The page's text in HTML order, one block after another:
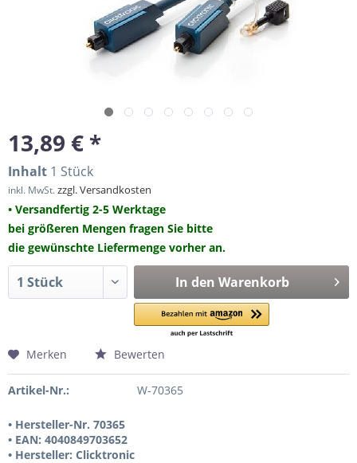
13,89 € *
Inhalt 1 Stück
inkl. MwSt.zzgl. Versandkosten
• Versandfertig 2-5 Werktage
bei größeren Mengen fragen Sie bitte
die gewünschte Liefermenge vorher an.
In den Warenkorb
Merken Bewerten
Artikel-Nr.: W-70365
• Hersteller-Nr. 70365
• EAN: 4040849703652
• Hersteller: Clicktronic